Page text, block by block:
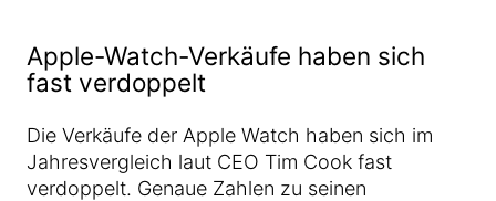
Apple-Watch-Verkäufe haben sich
fast verdoppelt
Die Verkäufe der Apple Watch haben sich im
Jahresvergleich laut CEO Tim Cook fast
verdoppelt. Genaue Zahlen zu seinen